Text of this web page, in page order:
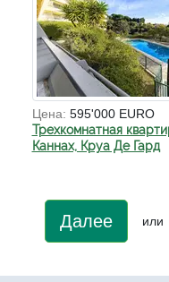
Цена: 595'000 EURO
Трехкомнатная
Каннах, Круа Де Гард
Далее или